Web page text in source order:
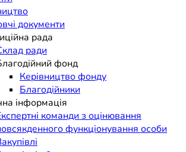
"Лікарня
Мартина"
документи
рада
ради
фонд
Керівництво фонду
Благодійники
інформація
команди з оцінювання
функціонування особи